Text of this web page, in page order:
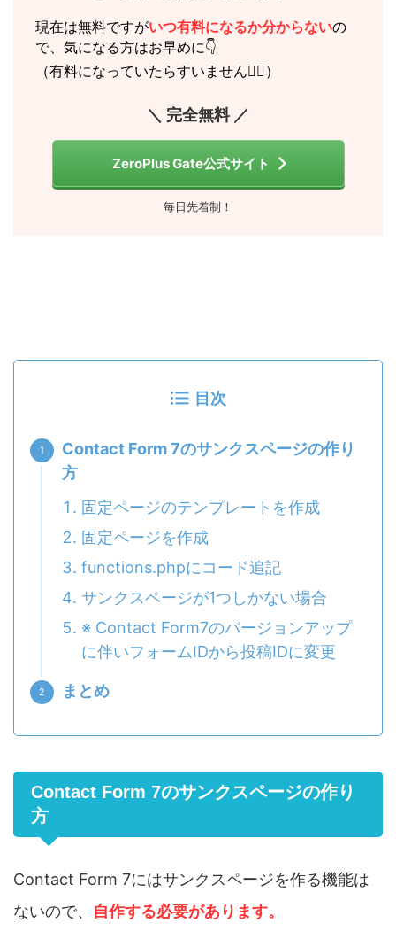
現在は無料ですがいつ有料になるか分からないの
で、気になる方はお早めに👇
（有料になっていたらすいません🙇‍♂️）
＼ 完全無料 ／
ZeroPlus Gate公式サイト
毎日先着制！
目次
Contact Form 7のサンクスページの作り
方
固定ページのテンプレートを作成
固定ページを作成
functions.phpにコード追記
サンクスページが1つしかない場合
※ Contact Form7のバージョンアップ
に伴いフォームIDから投稿IDに変更
まとめ
Contact Form 7のサンクスページの作り
方
Contact Form 7にはサンクスページを作る機能は
ないので、 自作する必要があります。